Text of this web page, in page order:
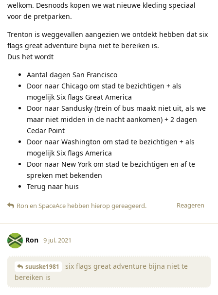
welkom. Desnoods kopen we wat nieuwe kleding speciaal
voor de pretparken.
Trenton is weggevallen aangezien we ontdekt hebben dat six
flags great adventure bijna niet te bereiken is.
Dus het wordt
Aantal dagen San Francisco
Door naar Chicago om stad te bezichtigen + als
mogelijk Six flags Great America
Door naar Sandusky (trein of bus maakt niet uit, als we
maar niet midden in de nacht aankomen) + 2 dagen
Cedar Point
Door naar Washington om stad te bezichtigen + als
mogelijk Six flags America
Door naar New York om stad te bezichtigen en af te
spreken met bekenden
Terug naar huis
Reageren
Ron en SpaceAce hebben hierop gereageerd.
Ron 9 jul. 2021
suuske1981
six flags great adventure bijna niet te
bereiken is